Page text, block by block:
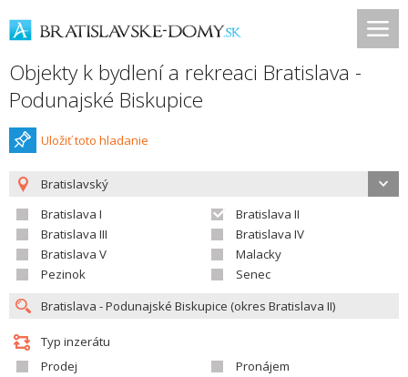
Objekty k bydlení a rekreaci Bratislava -
Podunajské Biskupice
Uložiť toto hladanie
Bratislavský
Bratislava I
Bratislava II
Bratislava III
Bratislava IV
Bratislava V
Malacky
Pezinok
Senec
Typ inzerátu
Prodej
Pronájem